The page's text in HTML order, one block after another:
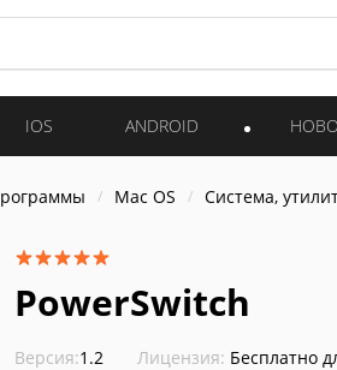
IOS ANDROID
Mac OS Система,
PowerSwitch
Версия:1.2 Лицензия: Бесплатно